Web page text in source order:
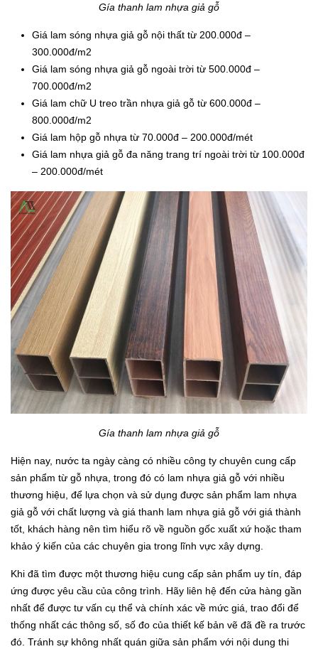
Gía thanh lam nhựa giả gỗ
Giá lam sóng nhựa giả gỗ nội thất từ 200.000đ –
300.000đ/m2
Giá lam sóng nhựa giả gỗ ngoài trời từ 500.000đ –
700.000đ/m2
Giá lam chữ U treo trần nhựa giả gỗ từ 600.000đ –
800.000đ/m2
Giá lam hộp gỗ nhựa từ 70.000đ – 200.000đ/mét
Giá lam nhựa giả gỗ đa năng trang trí ngoài trời từ 100.000đ
– 200.000đ/mét
Gía thanh lam nhựa giả gỗ
Hiện nay, nước ta ngày càng có nhiều công ty chuyên cung cấp
sản phẩm từ gỗ nhựa, trong đó có lam nhựa giả gỗ với nhiều
thương hiệu, để lựa chọn và sử dụng được sản phẩm lam nhựa
giả gỗ với chất lượng và giá thanh lam nhựa giả gỗ với giá thành
tốt, khách hàng nên tìm hiểu rõ về nguồn gốc xuất xứ hoặc tham
khảo ý kiến của các chuyên gia trong lĩnh vực xây dựng.
Khi đã tìm được một thương hiệu cung cấp sản phẩm uy tín, đáp
ứng được yêu cầu của công trình. Hãy liên hệ đến cửa hàng gần
nhất để được tư vấn cụ thể và chính xác về mức giá, trao đổi để
thống nhất các thông số, số đo của thiết kế bản vẽ đã đề ra trước
đó. Tránh sự không nhất quán giữa sản phẩm với nội dung thi